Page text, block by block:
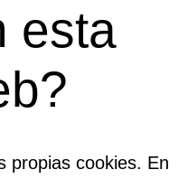
esta
propias cookies. En